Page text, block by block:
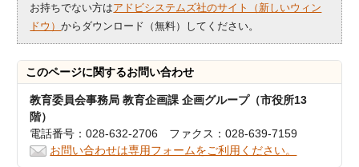
お持ちでない方はアドビシステムズ社のサイト（新しいウィン
ドウ）からダウンロード（無料）してください。
このページに関するお問い合わせ
教育委員会事務局 教育企画課 企画グループ（市役所13
階）
電話番号：028-632-2706 ファクス：028-639-7159
お問い合わせは専用フォームをご利用ください。